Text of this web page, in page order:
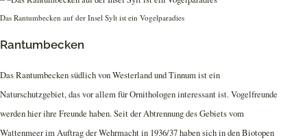
Das Rantumbecken auf der Insel Sylt ist ein Vogelparadies
Rantumbecken
Das Rantumbecken südlich von Westerland und Tinnum ist ein
Naturschutzgebiet, das vor allem für Ornithologen interessant ist. Vogelfreunde
werden hier ihre Freunde haben. Seit der Abtrennung des Gebiets vom
Wattenmeer im Auftrag der Wehrmacht in 1936/37 haben sich in den Biotopen